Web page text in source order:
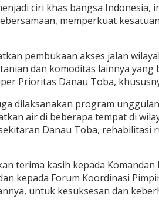
ciri khas bangsa
memperkuat
pembukaan akses jalan
dan komoditas lainnya
Prioritas Danau Toba,
dilaksanakan program
air di beberapa tempat di
Danau Toba,
terima kasih kepada
kepada Forum Koordinasi
untuk kesuksesan dan